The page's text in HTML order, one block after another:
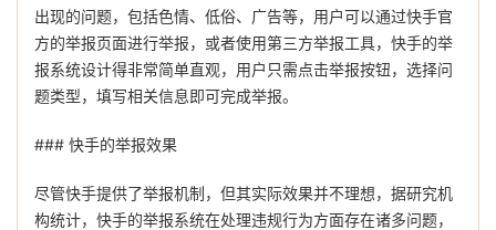
出现的问题，包括色情、低俗、广告等，用户可以通过快手官
方的举报页面进行举报，或者使用第三方举报工具，快手的举
报系统设计得非常简单直观，用户只需点击举报按钮，选择问
题类型，填写相关信息即可完成举报。
### 快手的举报效果
尽管快手提供了举报机制，但其实际效果并不理想，据研究机
构统计，快手的举报系统在处理违规行为方面存在诸多问题，